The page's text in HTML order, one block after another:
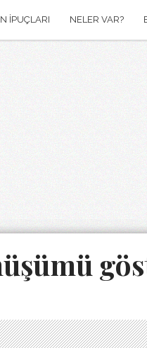
İPUÇLARI NELER VAR?